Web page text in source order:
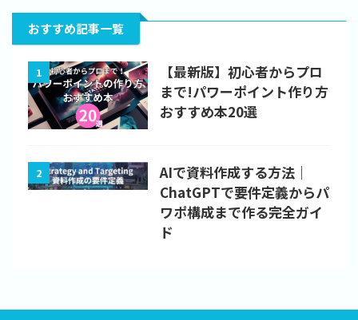
おすすめ記事一覧
1
【最新版】初心者からプロ
まで!パワーポイント作り方
おすすめ本20選
2
AIで資料作成する方法｜
ChatGPTで要件定義からパ
ワポ構成まで作る完全ガイ
ド